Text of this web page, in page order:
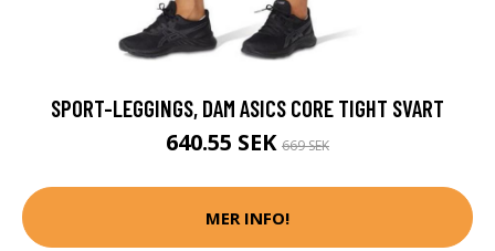
SPORT-LEGGINGS, DAM ASICS CORE TIGHT SVART
640.55 SEK 669 SEK
MER INFO!